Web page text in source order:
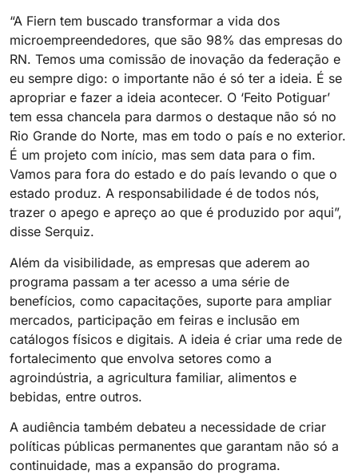
“A Fiern tem buscado transformar a vida dos
microempreendedores, que são 98% das empresas do
RN. Temos uma comissão de inovação da federação e
eu sempre digo: o importante não é só ter a ideia. É se
apropriar e fazer a ideia acontecer. O ‘Feito Potiguar’
tem essa chancela para darmos o destaque não só no
Rio Grande do Norte, mas em todo o país e no exterior.
É um projeto com início, mas sem data para o fim.
Vamos para fora do estado e do país levando o que o
estado produz. A responsabilidade é de todos nós,
trazer o apego e apreço ao que é produzido por aqui”,
disse Serquiz.
Além da visibilidade, as empresas que aderem ao
programa passam a ter acesso a uma série de
benefícios, como capacitações, suporte para ampliar
mercados, participação em feiras e inclusão em
catálogos físicos e digitais. A ideia é criar uma rede de
fortalecimento que envolva setores como a
agroindústria, a agricultura familiar, alimentos e
bebidas, entre outros.
A audiência também debateu a necessidade de criar
políticas públicas permanentes que garantam não só a
continuidade, mas a expansão do programa.